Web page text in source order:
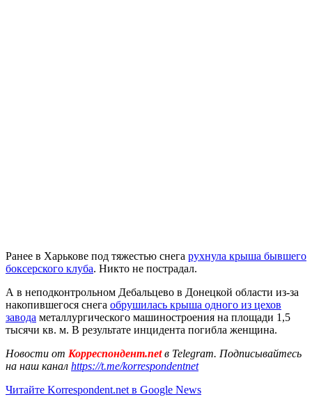
Ранее в Харькове под тяжестью снега рухнула крыша бывшего
боксерского клуба. Никто не пострадал.
А в неподконтрольном Дебальцево в Донецкой области из-за
накопившегося снега обрушилась крыша одного из цехов
завода металлургического машиностроения на площади 1,5
тысячи кв. м. В результате инцидента погибла женщина.
Новости от Корреспондент.netв Telegram. Подписывайтесь
на наш канал https://t.me/korrespondentnet
Читайте Korrespondent.net в Google News